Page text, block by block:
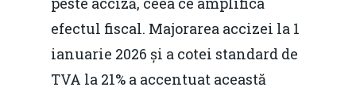
efectul fiscal. Majorarea accizei la 1
ianuarie 2026 și a cotei standard de
TVA la 21% a accentuat această